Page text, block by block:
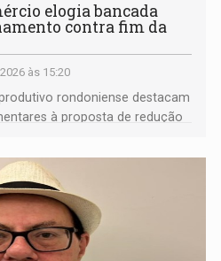
elogia bancada
contra fim da
às 15:20
rondoniense destacam
à proposta de redução